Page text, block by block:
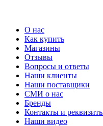
О нас
Как купить
Магазины
Отзывы
Вопросы и ответы
Наши клиенты
Наши поставщики
СМИ о нас
Бренды
Контакты и
Наши видео